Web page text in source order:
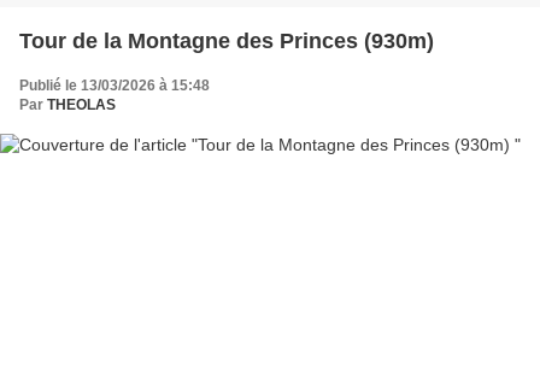
Tour de la Montagne des Princes (930m)
Publié le 13/03/2026 à 15:48
Par THEOLAS